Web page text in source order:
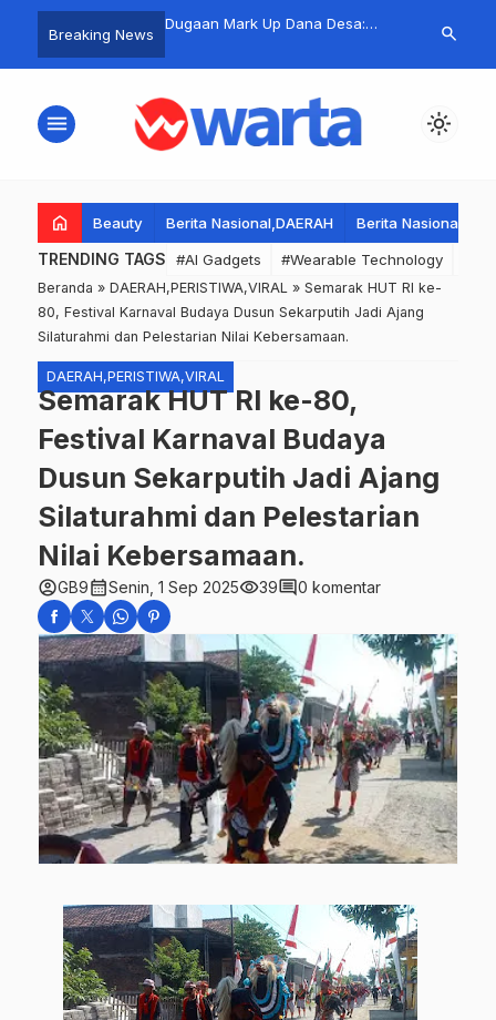
Breaking News
Pak Yes Tekankan
Kolaborasi TNI,
dan Pembangunan
Dugaan Mark Up Dana Desa:
Kedungkendo Sidoarjo Serap
Rp352 Juta, Kerugian Ditaksir
Capai Puluhan Juta Rupiah.
Mahasiswa
Mapolresta
Online.
search
menu light_mode
home Beauty Berita Nasional,DAERAH Berita
TRENDING TAGS #AI Gadgets #Wearable Technology
Beranda » DAERAH,PERISTIWA,VIRAL » Semarak HUT RI ke-
80, Festival Karnaval Budaya Dusun Sekarputih Jadi Ajang
Silaturahmi dan Pelestarian Nilai Kebersamaan.
DAERAH,PERISTIWA,VIRAL
Semarak HUT RI ke-80,
Festival Karnaval Budaya
Dusun Sekarputih Jadi Ajang
Silaturahmi dan Pelestarian
Nilai Kebersamaan.
account_circleGB9calendar_monthSenin, 1 Sep 2025visibility39comment0 komentar